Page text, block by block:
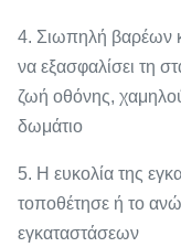
4. Σιωπηλή βαρέων
να εξασφαλίσει τη
ζωή οθόνης,
δωμάτιο
5. Η ευκολία της
τοποθέτησε ή το
εγκαταστάσεων